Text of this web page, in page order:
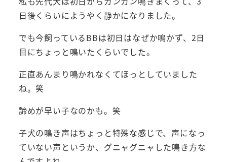
日後くらいにようやく静かになりました。
でも今飼っているBBは初日はなぜか鳴かず、2日
目にちょっと鳴いたくらいでした。
正直あんまり鳴かれなくてほっとしていました
ね。笑
諦めが早い子なのかも。笑
子犬の鳴き声はちょっと特殊な感じで、声になっ
ていない声というか、グニャグニャした鳴き方な